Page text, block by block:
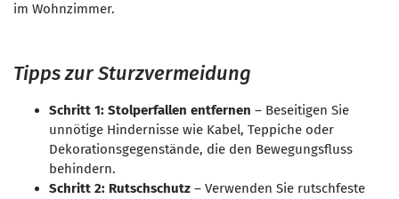
im Wohnzimmer.
Tipps zur Sturzvermeidung
Schritt 1: Stolperfallen entfernen – Beseitigen Sie
unnötige Hindernisse wie Kabel, Teppiche oder
Dekorationsgegenstände, die den Bewegungsfluss
behindern.
Schritt 2: Rutschschutz – Verwenden Sie rutschfeste